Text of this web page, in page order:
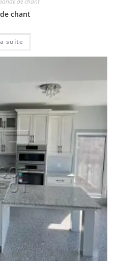
chant
suite